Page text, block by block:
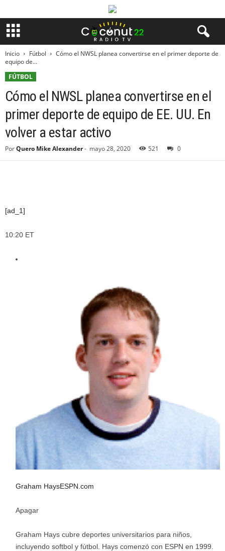
Inicio Fútbol
Cómo el NWSL planea convertirse en el primer deporte de
equipo de...
FÚTBOL
Cómo el NWSL planea convertirse en el
primer deporte de equipo de EE. UU. En
volver a estar activo
PorQuero Mike Alexander- mayo 28, 2020 521 0
[ad_1]
10:20 ET
Graham HaysESPN.com
Apagar
Graham Hays cubre deportes universitarios para niños,
incluyendo softbol y fútbol. Hays comenzó con ESPN en 1999.